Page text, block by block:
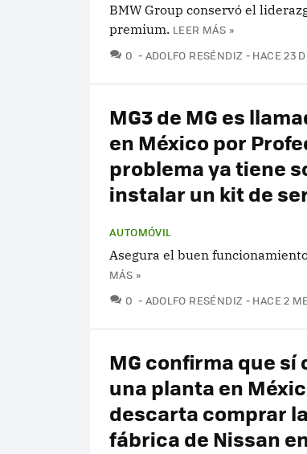
BMW Group conservó el
premium. LEER MÁS »
0 COMENTARIOS
ADOLFO RESÉNDIZ HACE 23
MG3 de MG es
en México por
problema ya tiene
instalar un kit de
AUTOMÓVIL
Asegura el buen
MÁS »
0 COMENTARIOS
ADOLFO RESÉNDIZ HACE 2
MG confirma que
una planta en
descarta comprar
fábrica de Nissan